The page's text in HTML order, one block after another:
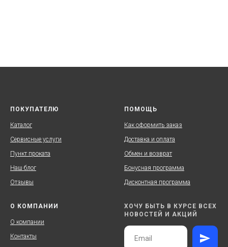
ПОКУПАТЕЛЮ
Каталог
Сервисные услуги
Пункт проката
Наш блог
Отзывы
ПОМОЩЬ
Как оформить заказ
Доставка и оплата
Обмен и возврат
Бонусная программа
Дисконтная программа
О КОМПАНИИ
О компании
Контакты
ХОЧУ БЫТЬ В КУРСЕ ВСЕХ
НОВОСТЕЙ И АКЦИЙ